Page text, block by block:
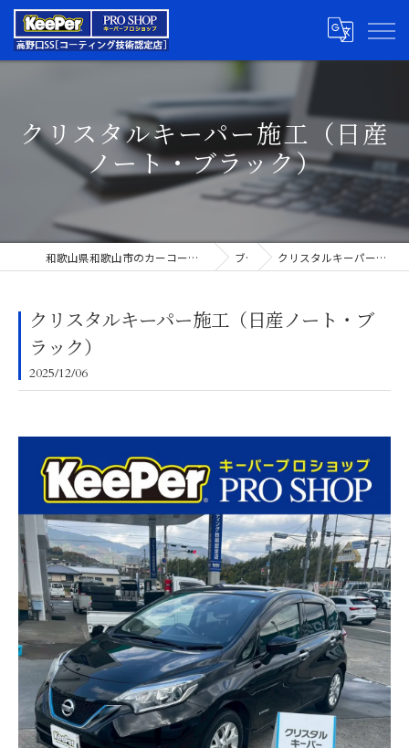
クリスタルキーパー施工（日産
ノート・ブラック）
和歌山県和歌山市のカーコーティングならキーパープロショップ高野口SS ブログ クリスタルキーパー施工（日産ノート・ブラック）
クリスタルキーパー施工（日産ノート・ブ
ラック）
2025/12/06